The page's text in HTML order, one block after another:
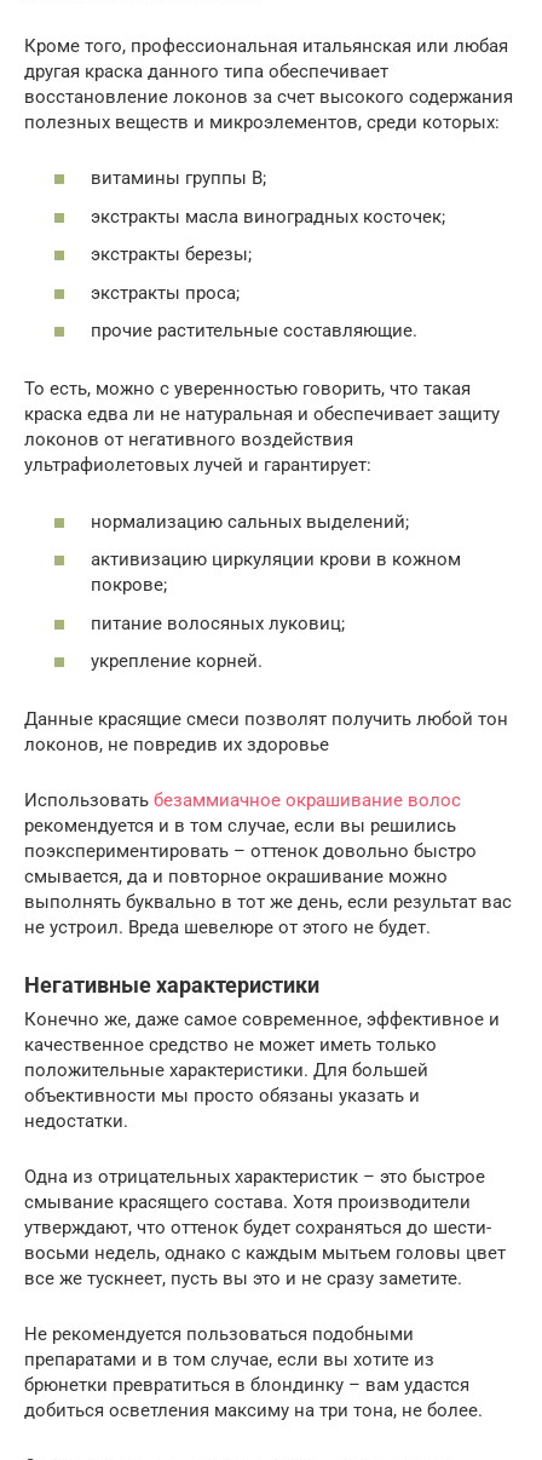
Кроме того, профессиональная итальянская или любая
другая краска данного типа обеспечивает
восстановление локонов за счет высокого содержания
полезных веществ и микроэлементов, среди которых:
витамины группы В;
экстракты масла виноградных косточек;
экстракты березы;
экстракты проса;
прочие растительные составляющие.
То есть, можно с уверенностью говорить, что такая
краска едва ли не натуральная и обеспечивает защиту
локонов от негативного воздействия
ультрафиолетовых лучей и гарантирует:
нормализацию сальных выделений;
активизацию циркуляции крови в кожном
покрове;
питание волосяных луковиц;
укрепление корней.
Данные красящие смеси позволят получить любой тон
локонов, не повредив их здоровье
Использовать безаммиачное окрашивание волос
рекомендуется и в том случае, если вы решились
поэкспериментировать – оттенок довольно быстро
смывается, да и повторное окрашивание можно
выполнять буквально в тот же день, если результат вас
не устроил. Вреда шевелюре от этого не будет.
Негативные характеристики
Конечно же, даже самое современное, эффективное и
качественное средство не может иметь только
положительные характеристики. Для большей
объективности мы просто обязаны указать и
недостатки.
Одна из отрицательных характеристик – это быстрое
смывание красящего состава. Хотя производители
утверждают, что оттенок будет сохраняться до шести-
восьми недель, однако с каждым мытьем головы цвет
все же тускнеет, пусть вы это и не сразу заметите.
Не рекомендуется пользоваться подобными
препаратами и в том случае, если вы хотите из
брюнетки превратиться в блондинку – вам удастся
добиться осветления максиму на три тона, не более.